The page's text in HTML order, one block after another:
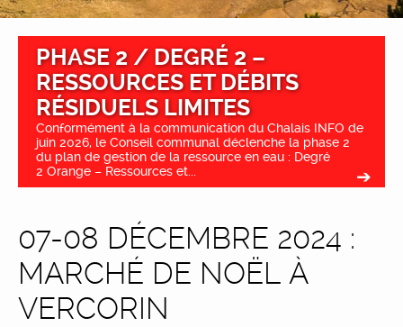
PHASE 2 / DEGRÉ 2 –
RESSOURCES ET DÉBITS
RÉSIDUELS LIMITES
Conformément à la communication du Chalais INFO de
juin 2026, le Conseil communal déclenche la phase 2
du plan de gestion de la ressource en eau : Degré
2 Orange – Ressources et...
07-08 DÉCEMBRE 2024 :
MARCHÉ DE NOËL À
VERCORIN